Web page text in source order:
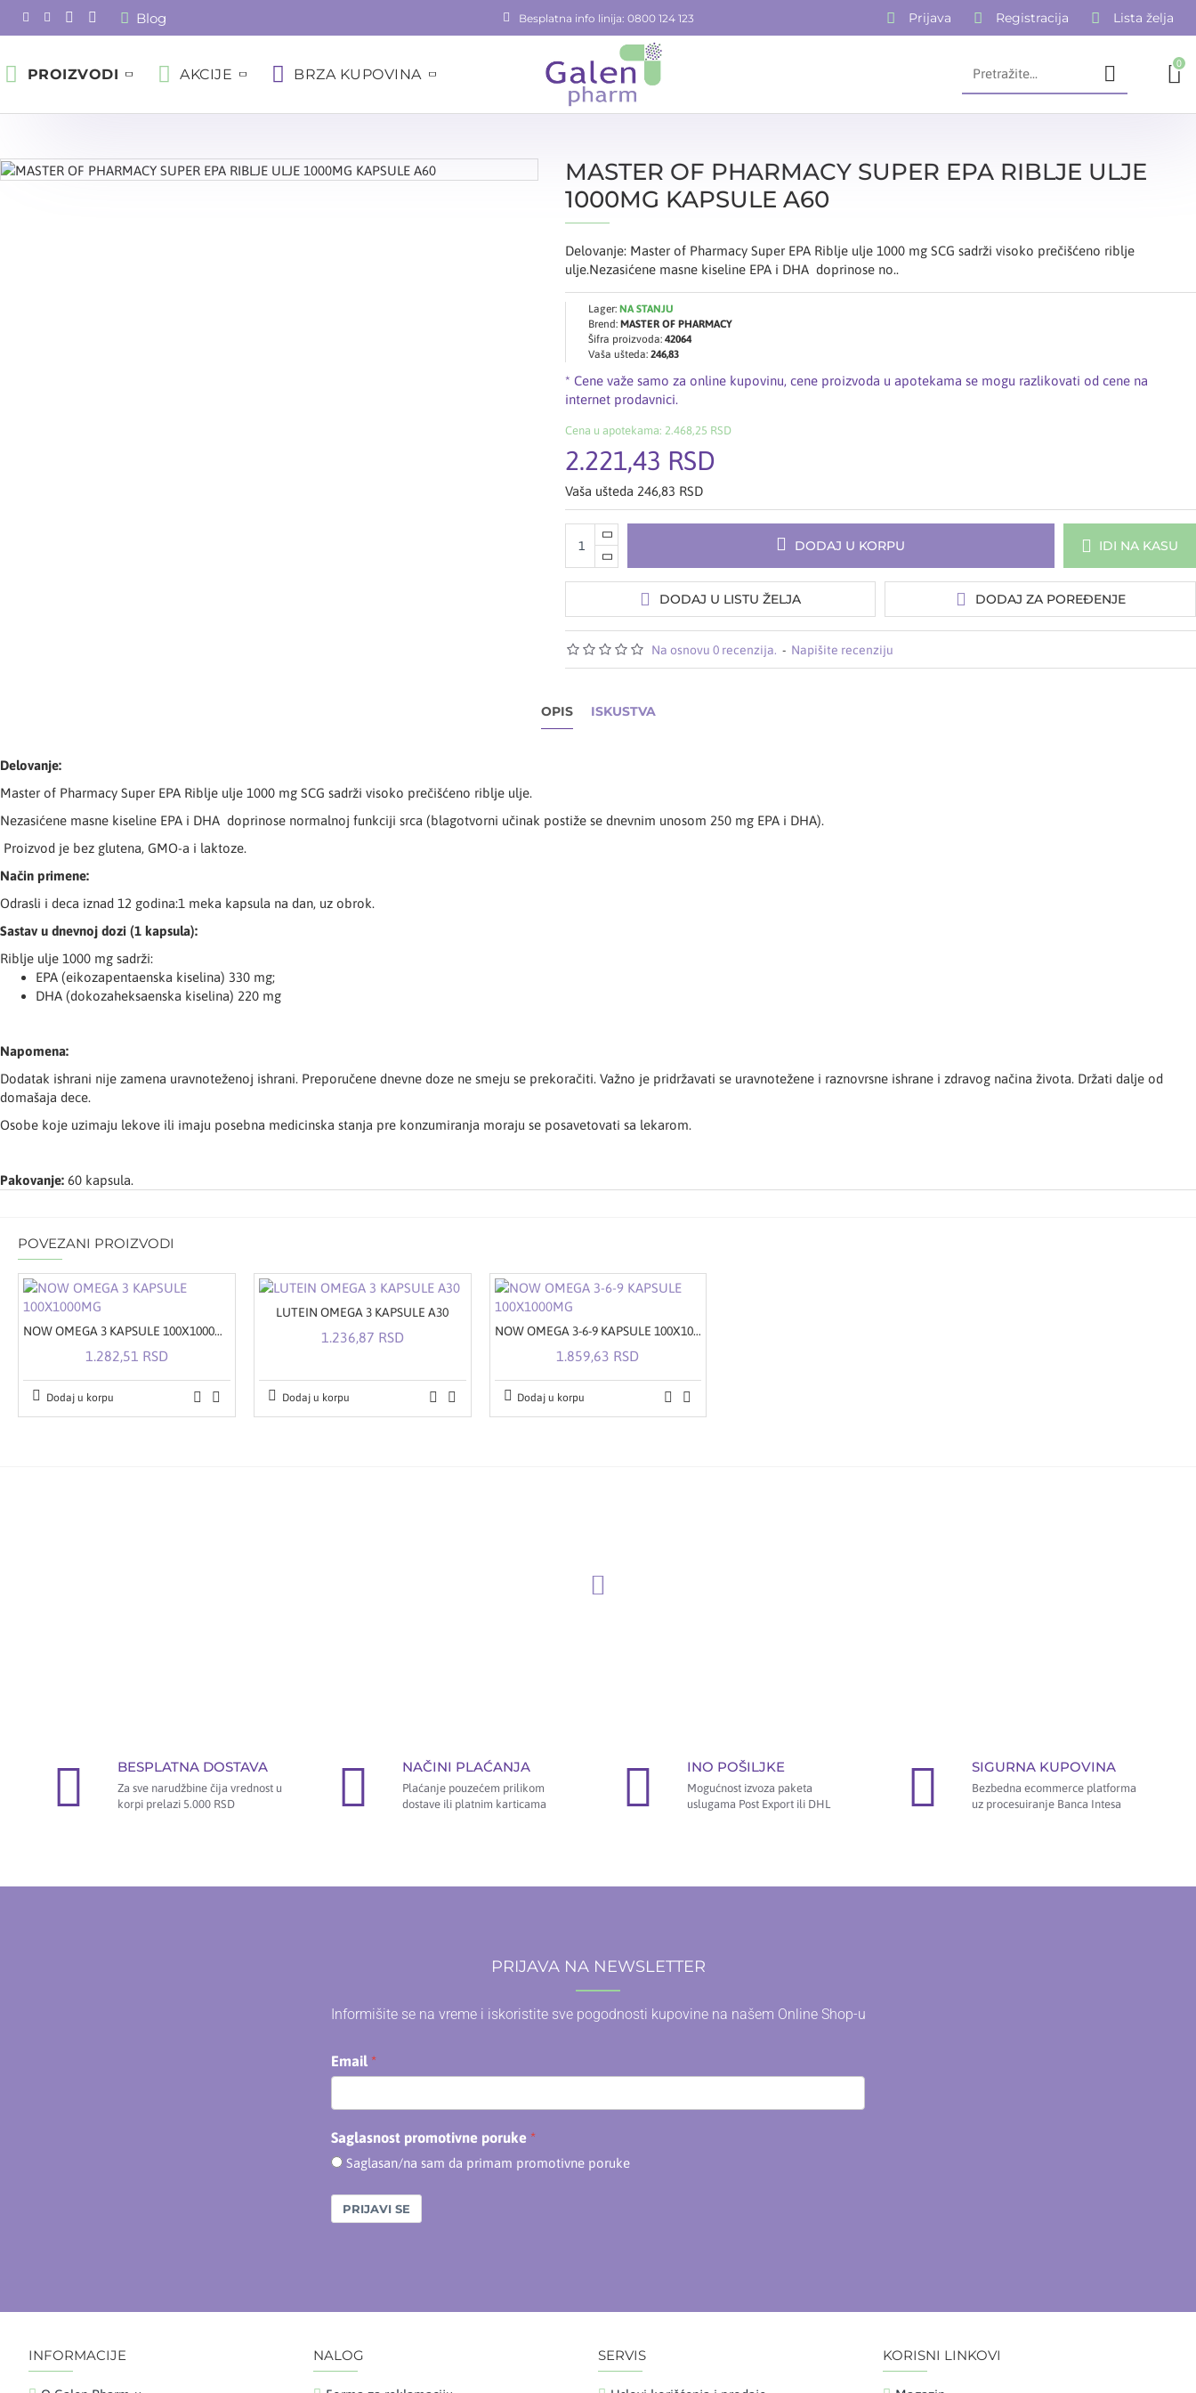
Blog Besplatna info linija: 0800 124 123 Prijava Registracija Lista želja
PROIZVODI AKCIJE BRZA KUPOVINA
0
MASTER OF PHARMACY SUPER EPA RIBLJE ULJE
1000MG KAPSULE A60
Delovanje: Master of Pharmacy Super EPA Riblje ulje 1000 mg SCG sadrži visoko prečišćeno riblje
ulje.Nezasićene masne kiseline EPA i DHA doprinose no..
Na osnovu 0 recenzija. - Napišite recenziju
* Cene važe samo za online kupovinu, cene proizvoda u apotekama se mogu razlikovati od cene na
internet prodavnici.
2.221,43 RSD
Cena u apotekama: 2.468,25 RSD
Vaša ušteda 246,83 RSD
Lager: NA STANJU
Brend: MASTER OF PHARMACY
Šifra proizvoda: 42064
Vaša ušteda: 246,83
DODAJ U KORPU IDI NA KASU
DODAJ U LISTU ŽELJA DODAJ ZA POREĐENJE
OPIS ISKUSTVA
Delovanje:
Master of Pharmacy Super EPA Riblje ulje 1000 mg SCG sadrži visoko prečišćeno riblje ulje.
Nezasićene masne kiseline EPA i DHA doprinose normalnoj funkciji srca (blagotvorni učinak postiže se dnevnim unosom 250 mg EPA i DHA).
Proizvod je bez glutena, GMO-a i laktoze.
Način primene:
Odrasli i deca iznad 12 godina:1 meka kapsula na dan, uz obrok.
Sastav u dnevnoj dozi (1 kapsula):
Riblje ulje 1000 mg sadrži:
EPA (eikozapentaenska kiselina) 330 mg;
DHA (dokozaheksaenska kiselina) 220 mg
Napomena:
Dodatak ishrani nije zamena uravnoteženoj ishrani. Preporučene dnevne doze ne smeju se prekoračiti. Važno je pridržavati se uravnotežene i raznovrsne ishrane i zdravog načina života. Držati dalje od
domašaja dece.
Osobe koje uzimaju lekove ili imaju posebna medicinska stanja pre konzumiranja moraju se posavetovati sa lekarom.
Pakovanje: 60 kapsula.
POVEZANI PROIZVODI
NOW OMEGA 3 KAPSULE 100X1000MG
1.282,51 RSD
Dodaj u korpu
LUTEIN OMEGA 3 KAPSULE A30
1.236,87 RSD
Dodaj u korpu
NOW OMEGA 3-6-9 KAPSULE 100X1000MG
1.859,63 RSD
Dodaj u korpu
BESPLATNA DOSTAVA
Za sve narudžbine čija vrednost u
korpi prelazi 5.000 RSD
NAČINI PLAĆANJA
Plaćanje pouzećem prilikom
dostave ili platnim karticama
INO POŠILJKE
Mogućnost izvoza paketa
uslugama Post Export ili DHL
SIGURNA KUPOVINA
Bezbedna ecommerce platforma
uz procesuiranje Banca Intesa
PRIJAVA NA NEWSLETTER
Informišite se na vreme i iskoristite sve pogodnosti kupovine na našem Online Shop-u
Email
Saglasnost promotivne poruke
Saglasan/na sam da primam promotivne poruke
PRIJAVI SE
INFORMACIJE NALOG SERVIS KORISNI LINKOVI